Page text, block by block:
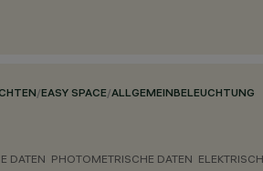
/EASY SPACE/ALLGEMEINBELEUCHTUNG
DATEN PHOTOMETRISCHE DATEN